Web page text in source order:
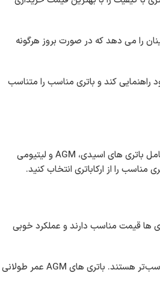
را می دهد که در صورت بروز هرگونه
کند و باتری مناسب را متناسب
ارکاباتری انواع مختلف باتری های یو پی اس را برای نیازهای مختلف سیستم های برق اضطراری عرضه می کند. این باتری ها شامل باتری های اسیدی، AGM و لیتیومی
را از ارکاباتری انتخاب کنید.
ها قیمت مناسب دارند و عملکرد خوبی
: این باتری ها برای سیستم های یو پی اس بزرگ‌تر و دستگاه های حساس‌تر مناسب‌تر هستند. باتری های AGM عمر طولانی